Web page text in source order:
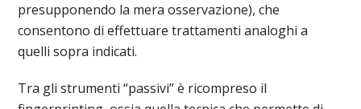
presupponendo la mera osservazione), che
consentono di effettuare trattamenti analoghi a
quelli sopra indicati.
Tra gli strumenti “passivi” è ricompreso il